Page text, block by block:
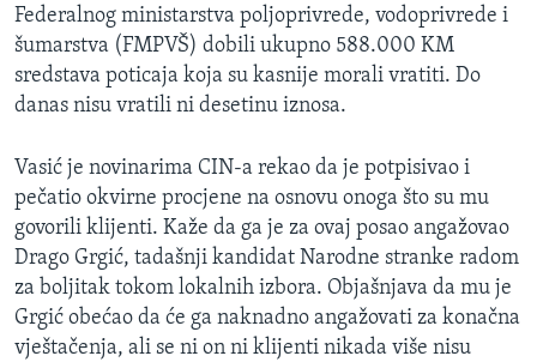
Federalnog ministarstva poljoprivrede, vodoprivrede i
šumarstva (FMPVŠ) dobili ukupno 588.000 KM
sredstava poticaja koja su kasnije morali vratiti. Do
danas nisu vratili ni desetinu iznosa.
Vasić je novinarima CIN-a rekao da je potpisivao i
pečatio okvirne procjene na osnovu onoga što su mu
govorili klijenti. Kaže da ga je za ovaj posao angažovao
Drago Grgić, tadašnji kandidat Narodne stranke radom
za boljitak tokom lokalnih izbora. Objašnjava da mu je
Grgić obećao da će ga naknadno angažovati za konačna
vještačenja, ali se ni on ni klijenti nikada više nisu